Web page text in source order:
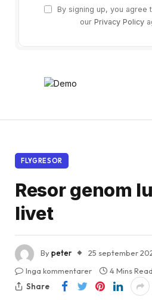
By signing up, you agree
our Privacy Policy
FLYGRESOR
Resor genom
livet
Bypeter
25 september
Inga kommentarer
4 Mins Read
Share